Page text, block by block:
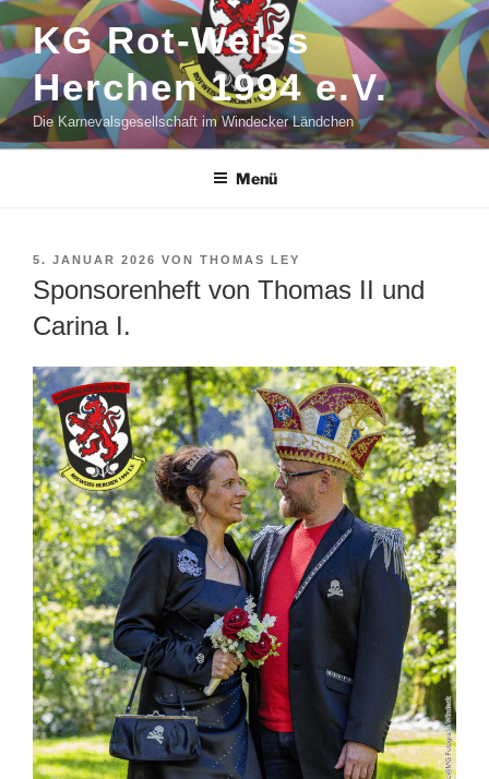
Zum
Inhalt
springen
KG Rot-Weiss
Herchen 1994 e.V.
Die Karnevalsgesellschaft im Windecker Ländchen
Menü
VERÖFFENTLICHT
AM
5. JANUAR 2026 VON THOMAS LEY
Sponsorenheft von Thomas II und
Carina I.